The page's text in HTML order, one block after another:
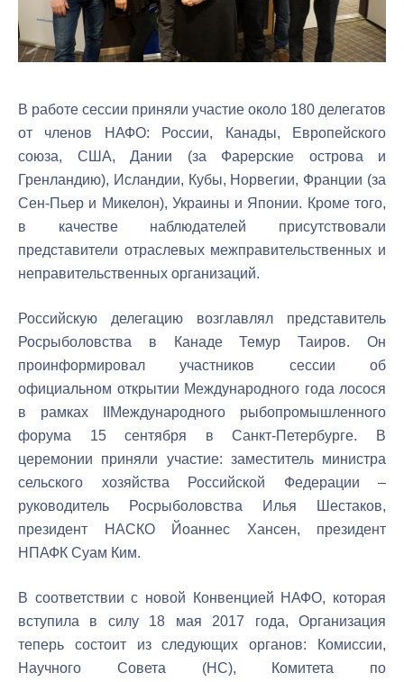
В работе сессии приняли участие около 180 делегатов
от членов НАФО: России, Канады, Европейского
союза, США, Дании (за Фарерские острова и
Гренландию), Исландии, Кубы, Норвегии, Франции (за
Сен-Пьер и Микелон), Украины и Японии. Кроме того,
в качестве наблюдателей присутствовали
представители отраслевых межправительственных и
неправительственных организаций.
Российскую делегацию возглавлял представитель
Росрыболовства в Канаде Темур Таиров. Он
проинформировал участников сессии об
официальном открытии Международного года лосося
в рамках
Международного рыбопромышленного
форума 15 сентября в Санкт-Петербурге. В
церемонии приняли участие: заместитель министра
сельского хозяйства Российской Федерации –
руководитель Росрыболовства Илья Шестаков,
президент НАСКО Йоаннес Хансен, президент
НПАФК Суам Ким.
В соответствии с новой Конвенцией НАФО, которая
вступила в силу 18 мая 2017 года, Организация
теперь состоит из следующих органов: Комиссии,
Научного Совета (НС), Комитета по